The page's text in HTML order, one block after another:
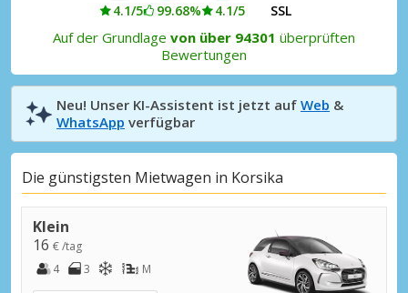
Korsika, Porto Vecchio Stadt
Korsika, Porto Vecchio, Frankreich
Korsika, Sari Solenzara Stadt
Korsika, Sari Solenzara, Frankreich
4.1/5 99.68% 4.1/5 SSL
Auf der Grundlage von über 94301 überprüften
Bewertungen
Neu! Unser KI-Assistent ist jetzt auf Web &
WhatsApp verfügbar
Die günstigsten Mietwagen in Korsika
Klein
16 € /tag
4
3 M